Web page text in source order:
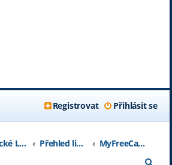
Přihlásit se
Registrovat
Erotické Livechaty Přehled livechatových serverů
MyFreeCams.com